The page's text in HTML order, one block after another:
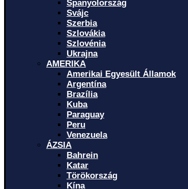
Spanyolország
Svájc
Szerbia
Szlovákia
Szlovénia
Ukrajna
AMERIKA
Amerikai Egyesült Államok
Argentína
Brazília
Kuba
Paraguay
Peru
Venezuela
ÁZSIA
Bahrein
Katar
Törökország
Kína